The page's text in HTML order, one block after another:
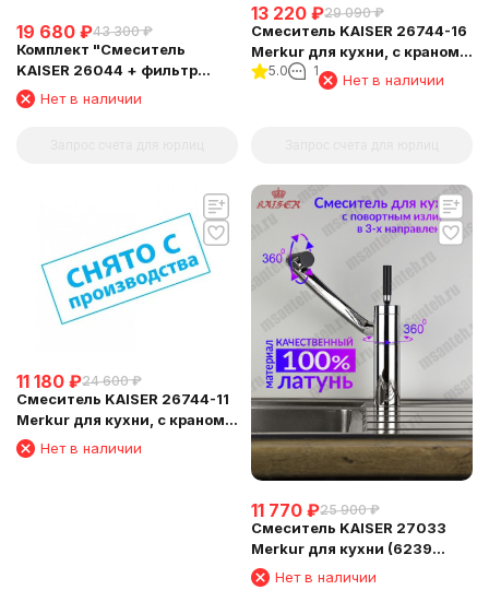
19 680 ₽43 300 ₽
Комплект "Cмеситель
KAISER 26044 + фильтр
Барьер"
Нет в наличии
13 220 ₽29 090 ₽
Смеситель KAISER 26744-16
Merkur для кухни, с краном
для питьевой воды,
5.0 1
Нет в наличии
11 180 ₽24 600 ₽
Смеситель KAISER 26744-11
Merkur для кухни, с краном
для питьевой воды,
Нет в наличии
11 770 ₽25 900 ₽
Смеситель KAISER 27033
Merkur для кухни (6239
Картридж)
Нет в наличии